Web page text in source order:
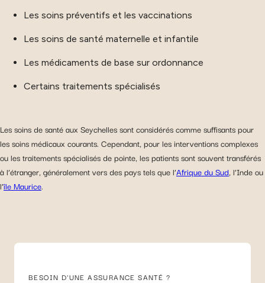
Les soins préventifs et les vaccinations
Les soins de santé maternelle et infantile
Les médicaments de base sur ordonnance
Certains traitements spécialisés
Les soins de santé aux Seychelles sont considérés comme suffisants pour
les soins médicaux courants. Cependant, pour les interventions complexes
ou les traitements spécialisés de pointe, les patients sont souvent transférés
à l’étranger, généralement vers des pays tels que l’Afrique du Sud, l’Inde ou
l’île Maurice.
BESOIN D'UNE ASSURANCE SANTÉ ?